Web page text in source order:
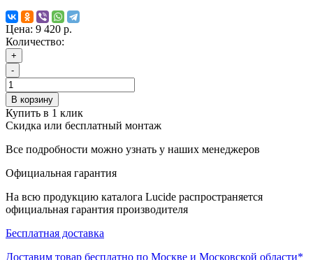
Цена: 9 420 р.
Количество:
+
-
В корзину
Купить в 1 клик
Скидка или бесплатный монтаж
Все подробности можно узнать у наших менеджеров
Официальная гарантия
На всю продукцию каталога Lucide распространяется
официальная гарантия производителя
Бесплатная доставка
Доставим товар бесплатно по Москве и Московской области*